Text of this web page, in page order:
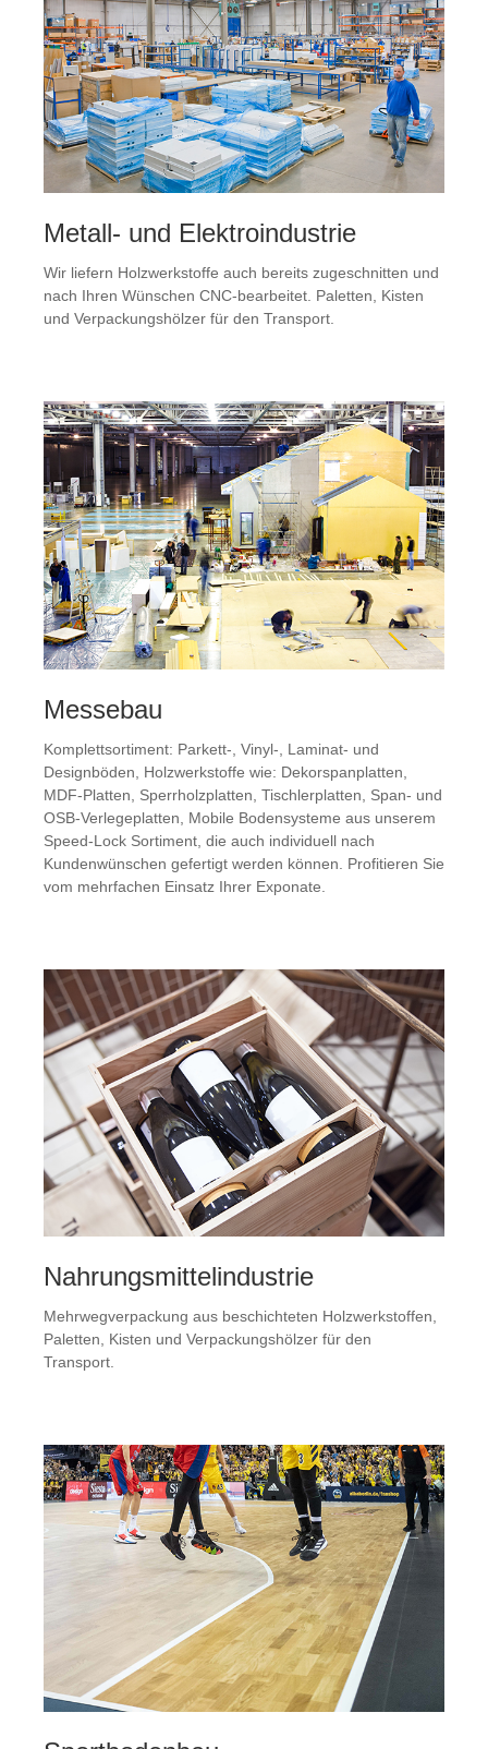
Metall- und Elektroindustrie
Wir liefern Holzwerkstoffe auch bereits zugeschnitten und
nach Ihren Wünschen CNC-bearbeitet. Paletten, Kisten
und Verpackungshölzer für den Transport.
Messebau
Komplettsortiment: Parkett-, Vinyl-, Laminat- und
Designböden, Holzwerkstoffe wie: Dekorspanplatten,
MDF-Platten, Sperrholzplatten, Tischlerplatten, Span- und
OSB-Verlegeplatten, Mobile Bodensysteme aus unserem
Speed-Lock Sortiment, die auch individuell nach
Kundenwünschen gefertigt werden können. Profitieren Sie
vom mehrfachen Einsatz Ihrer Exponate.
Nahrungsmittelindustrie
Mehrwegverpackung aus beschichteten Holzwerkstoffen,
Paletten, Kisten und Verpackungshölzer für den
Transport.